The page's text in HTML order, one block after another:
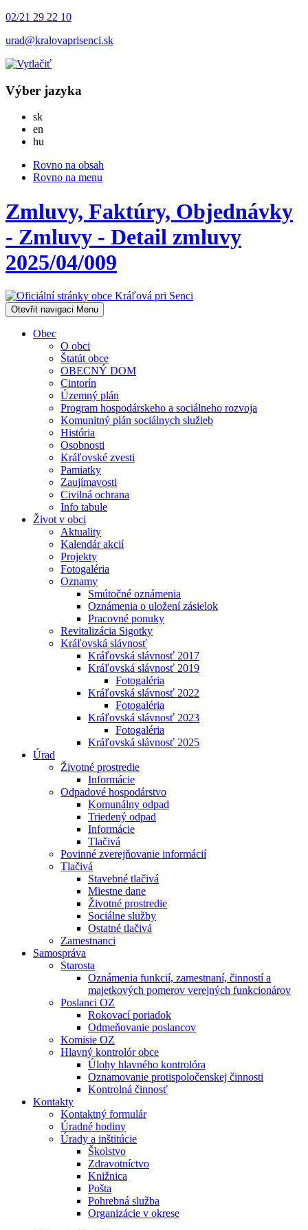
02/21 29 22 10
urad@kralovaprisenci.sk
Výber jazyka
skSlovensky
en
hu
Rovno na obsah
Rovno na menu
Zmluvy, Faktúry, Objednávky
- Zmluvy - Detail zmluvy
2025/04/009
Otevřit navigaci Menu
Obec
O obci
Štatút obce
OBECNÝ DOM
Cintorín
Územný plán
Program hospodárskeho a sociálneho rozvoja
Komunitný plán sociálnych služieb
História
Osobnosti
Kráľovské zvesti
Pamiatky
Zaujímavosti
Civilná ochrana
Info tabule
Život v obci
Aktuality
Kalendár akcií
Projekty
Fotogaléria
Oznamy
Smútočné oznámenia
Oznámenia o uložení zásielok
Pracovné ponuky
Revitalizácia Sigotky
Kráľovská slávnosť
Kráľovská slávnosť 2017
Kráľovská slávnosť 2019
Fotogaléria
Kráľovská slávnosť 2022
Fotogaléria
Kráľovská slávnosť 2023
Fotogaléria
Kráľovská slávnosť 2025
Úrad
Životné prostredie
Informácie
Odpadové hospodárstvo
Komunálny odpad
Triedený odpad
Informácie
Tlačivá
Povinné zverejňovanie informácií
Tlačivá
Stavebné tlačivá
Miestne dane
Životné prostredie
Sociálne služby
Ostatné tlačivá
Zamestnanci
Samospráva
Starosta
Oznámenia funkcií, zamestnaní, činností a
majetkových pomerov verejných funkcionárov
Poslanci OZ
Rokovací poriadok
Odmeňovanie poslancov
Komisie OZ
Hlavný kontrolór obce
Úlohy hlavného kontrolóra
Oznamovanie protispoločenskej činnosti
Kontrolná činnosť
Kontakty
Kontaktný formulár
Úradné hodiny
Úrady a inštitúcie
Školstvo
Zdravotníctvo
Knižnica
Pošta
Pohrebná služba
Organizácie v okrese